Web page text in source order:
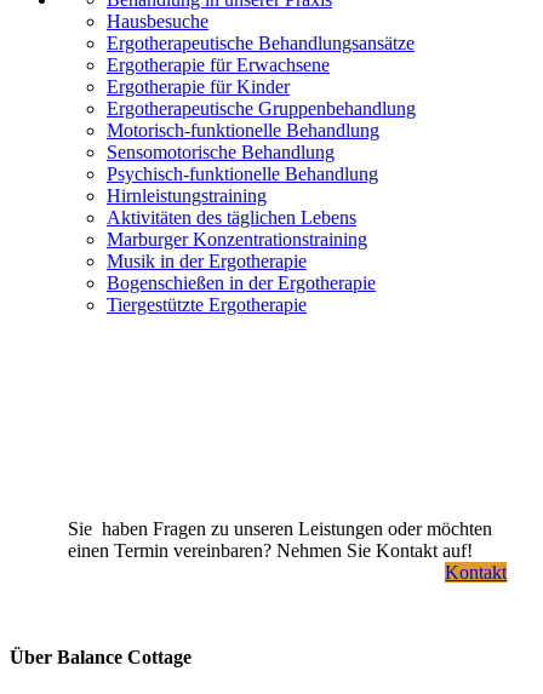
Hausbesuche
Ergotherapeutische Behandlungsansätze
Ergotherapie für Erwachsene
Ergotherapie für Kinder
Ergotherapeutische Gruppenbehandlung
Motorisch-funktionelle Behandlung
Sensomotorische Behandlung
Psychisch-funktionelle Behandlung
Hirnleistungstraining
Aktivitäten des täglichen Lebens
Marburger Konzentrationstraining
Musik in der Ergotherapie
Bogenschießen in der Ergotherapie
Tiergestützte Ergotherapie
Sie haben Fragen zu unseren Leistungen oder möchten
einen Termin vereinbaren? Nehmen Sie Kontakt auf!
Kontakt
Über Balance Cottage